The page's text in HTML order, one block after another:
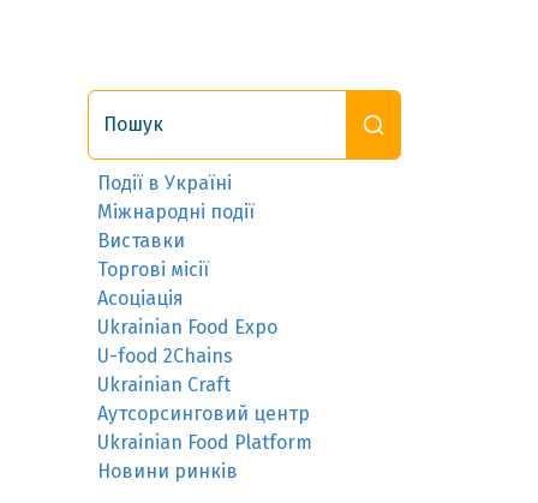
Пошук
Події в Україні
Міжнародні події
Виставки
Торгові місії
Асоціація
Ukrainian Food Expo
U-food 2Chains
Ukrainian Craft
Аутсорсинговий центр
Ukrainian Food Platform
Новини ринків